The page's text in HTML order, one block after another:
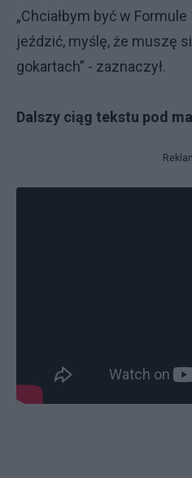
„Chciałbym być w
jeździć, myślę, że muszę
gokartach” - zaznaczył.
Dalszy ciąg tekstu pod